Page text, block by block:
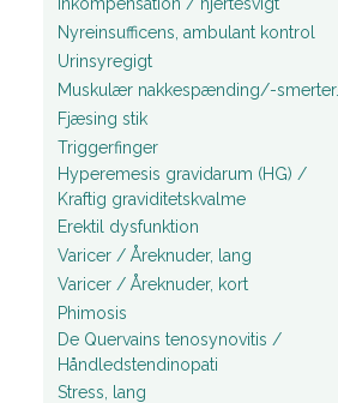
Nyreinsufficens, ambulant kontrol
Urinsyregigt
Muskulær nakkespænding/-smerter.
Fjæsing stik
Triggerfinger
Hyperemesis gravidarum (HG) /
Kraftig graviditetskvalme
Erektil dysfunktion
Varicer / Åreknuder, lang
Varicer / Åreknuder, kort
Phimosis
De Quervains tenosynovitis /
Håndledstendinopati
Stress, lang